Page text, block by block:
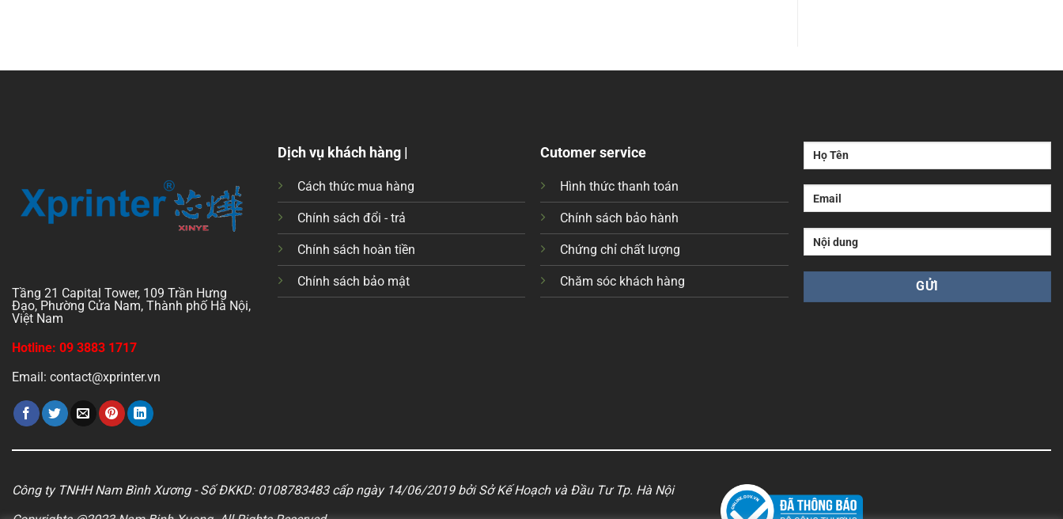
Tầng 21 Capital Tower, 109 Trần Hưng
Đạo, Phường Cửa Nam, Thành phố Hà Nội,
Việt Nam
Hotline: 09 3883 1717
Email: contact@xprinter.vn
Dịch vụ khách hàng |
Cách thức mua hàng
Chính sách đổi - trả
Chính sách hoàn tiền
Chính sách bảo mật
Cutomer service
Hình thức thanh toán
Chính sách bảo hành
Chứng chỉ chất lượng
Chăm sóc khách hàng
Công ty TNHH Nam Bình Xương - Số ĐKKD: 0108783483 cấp ngày 14/06/2019 bởi Sở Kế Hoạch và Đầu Tư Tp. Hà Nội